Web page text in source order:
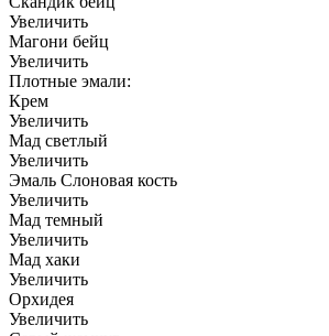
Увеличить
Магони бейц
Увеличить
Плотные эмали:
Крем
Увеличить
Мад светлый
Увеличить
Эмаль Слоновая кость
Увеличить
Мад темный
Увеличить
Мад хаки
Увеличить
Орхидея
Увеличить